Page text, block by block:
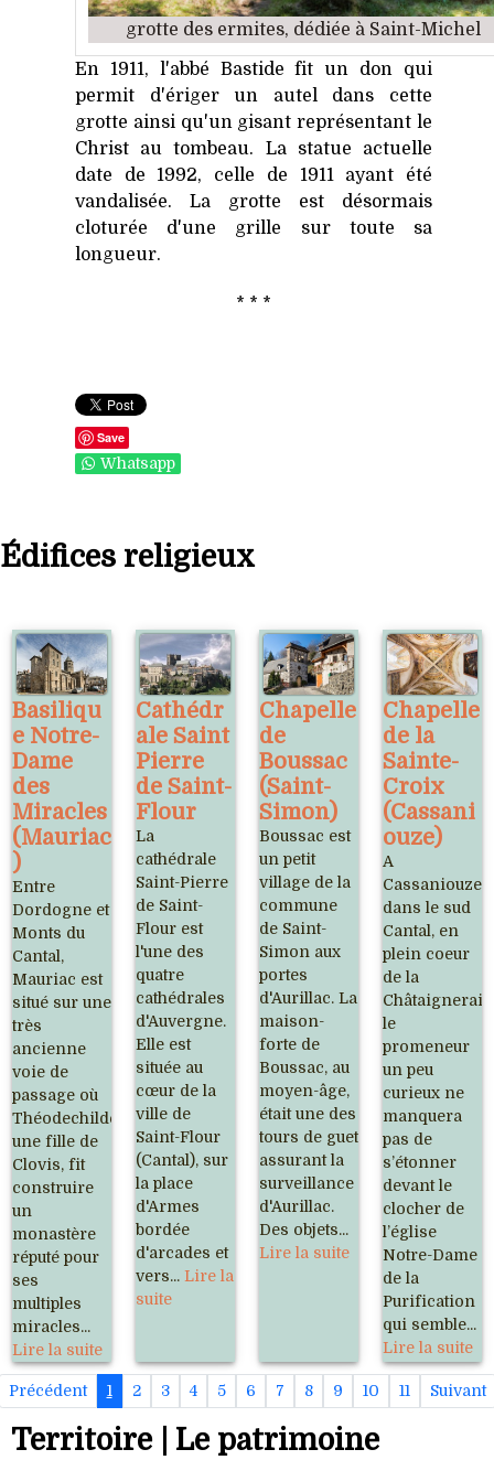
grotte des ermites, dédiée à Saint-Michel
En 1911, l'abbé Bastide fit un don qui
permit d'ériger un autel dans cette
grotte ainsi qu'un gisant représentant le
Christ au tombeau. La statue actuelle
date de 1992, celle de 1911 ayant été
vandalisée. La grotte est désormais
cloturée d'une grille sur toute sa
longueur.
* * *
Save
Whatsapp
Édifices religieux
Basiliqu
e Notre-
Dame
des
Miracles
(Mauriac
)
Entre
Dordogne et
Monts du
Cantal,
Mauriac est
situé sur une
très
ancienne
voie de
passage où
Théodechilde,
une fille de
Clovis, fit
construire
un
monastère
réputé pour
ses
multiples
miracles...
Lire la suite
Cathédr
ale Saint
Pierre
de Saint-
Flour
La
cathédrale
Saint-Pierre
de Saint-
Flour est
l'une des
quatre
cathédrales
d'Auvergne.
Elle est
située au
cœur de la
ville de
Saint-Flour
(Cantal), sur
la place
d'Armes
bordée
d'arcades et
vers... Lire la
suite
Chapelle
de
Boussac
(Saint-
Simon)
Boussac est
un petit
village de la
commune
de Saint-
Simon aux
portes
d'Aurillac. La
maison-
forte de
Boussac, au
moyen-âge,
était une des
tours de guet
assurant la
surveillance
d'Aurillac.
Des objets...
Lire la suite
Chapelle
de la
Sainte-
Croix
(Cassani
ouze)
A
Cassaniouze,
dans le sud
Cantal, en
plein coeur
de la
Châtaigneraie,
le
promeneur
un peu
curieux ne
manquera
pas de
s’étonner
devant le
clocher de
l’église
Notre-Dame
de la
Purification
qui semble...
Lire la suite
Précédent 1 2 3 4 5 6 7 8 9 10 11 Suivant
Territoire | Le patrimoine